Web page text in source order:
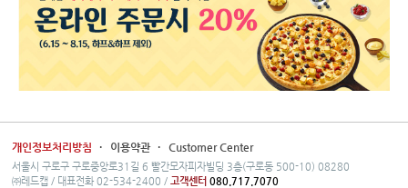
개인정보처리방침 · 이용약관 · Customer Center
서울시 구로구 구로중앙로31길 6 빨간모자피자빌딩 3층(구로동 500-10) 08280
㈜레드캡 / 대표전화 02-534-2400 /고객센터 080.717.7070